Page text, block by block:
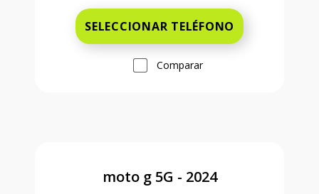
SELECCIONAR TELÉFONO
Comparar
moto g 5G - 2024